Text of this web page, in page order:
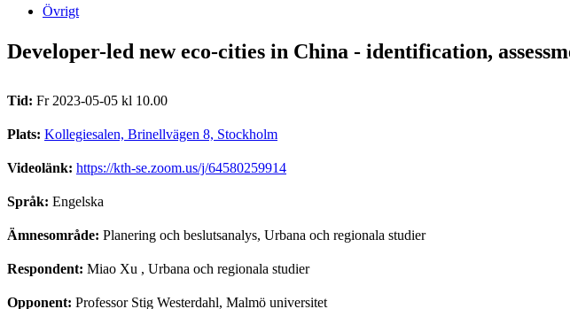
Övrigt
Developer-led new eco-cities in China - identification,
Tid: Fr 2023-05-05 kl 10.00
Plats: Kollegiesalen, Brinellvägen 8, Stockholm
Videolänk: https://kth-se.zoom.us/j/64580259914
Språk: Engelska
Ämnesområde: Planering och beslutsanalys, Urbana och regionala studier
Respondent: Miao Xu , Urbana och regionala studier
Opponent: Professor Stig Westerdahl, Malmö universitet